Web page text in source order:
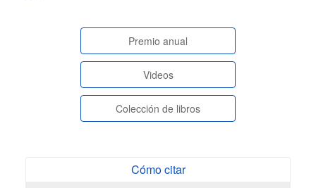
paginasespeciales
Premio anual
Videos
Colección de libros
Cómo citar